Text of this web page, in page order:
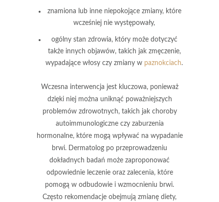
znamiona lub inne niepokojące zmiany, które
wcześniej nie występowały,
ogólny stan zdrowia, który może dotyczyć
także innych objawów, takich jak zmęczenie,
wypadające włosy czy zmiany w paznokciach.
Wczesna interwencja jest kluczowa, ponieważ
dzięki niej można uniknąć poważniejszych
problemów zdrowotnych, takich jak choroby
autoimmunologiczne czy zaburzenia
hormonalne, które mogą wpływać na wypadanie
brwi. Dermatolog po przeprowadzeniu
dokładnych badań może zaproponować
odpowiednie leczenie oraz zalecenia, które
pomogą w odbudowie i wzmocnieniu brwi.
Często rekomendacje obejmują zmianę diety,